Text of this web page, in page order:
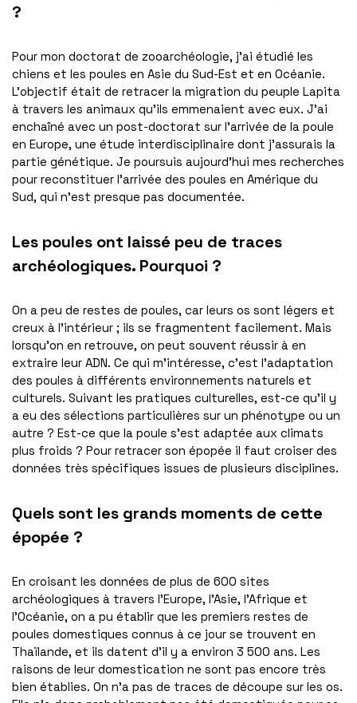
?
Pour mon doctorat de zooarchéologie, j’ai étudié les
chiens et les poules en Asie du Sud-Est et en Océanie.
L’objectif était de retracer la migration du peuple Lapita
à travers les animaux qu’ils emmenaient avec eux. J’ai
enchaîné avec un post-doctorat sur l’arrivée de la poule
en Europe, une étude interdisciplinaire dont j’assurais la
partie génétique. Je poursuis aujourd’hui mes recherches
pour reconstituer l’arrivée des poules en Amérique du
Sud, qui n’est presque pas documentée.
Les poules ont laissé peu de traces
archéologiques. Pourquoi ?
On a peu de restes de poules, car leurs os sont légers et
creux à l’intérieur ; ils se fragmentent facilement. Mais
lorsqu’on en retrouve, on peut souvent réussir à en
extraire leur ADN. Ce qui m’intéresse, c’est l’adaptation
des poules à différents environnements naturels et
culturels. Suivant les pratiques culturelles, est-ce qu’il y
a eu des sélections particulières sur un phénotype ou un
autre ? Est-ce que la poule s’est adaptée aux climats
plus froids ? Pour retracer son épopée il faut croiser des
données très spécifiques issues de plusieurs disciplines.
Quels sont les grands moments de cette
épopée ?
En croisant les données de plus de 600 sites
archéologiques à travers l’Europe, l’Asie, l’Afrique et
l’Océanie, on a pu établir que les premiers restes de
poules domestiques connus à ce jour se trouvent en
Thaïlande, et ils datent d’il y a environ 3 500 ans. Les
raisons de leur domestication ne sont pas encore très
bien établies. On n’a pas de traces de découpe sur les os.